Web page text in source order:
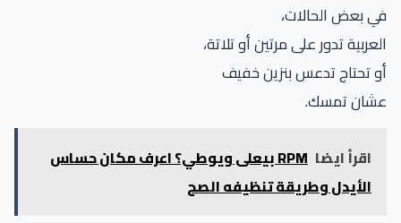
في بعض الحالات،
العربية تدور على مرتين أو تلاتة،
أو تحتاج تدعس بنزين خفيف
عشان تمسك.
اقرأ ايضا
RPM بيعلى ويوطي؟ اعرف مكان حساس
الأيدل وطريقة تنظيفه الصح